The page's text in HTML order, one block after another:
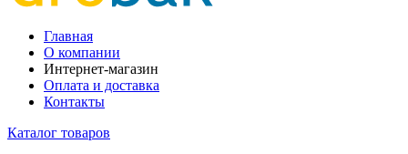
Главная
О компании
Интернет-магазин
Оплата и доставка
Контакты
Каталог товаров